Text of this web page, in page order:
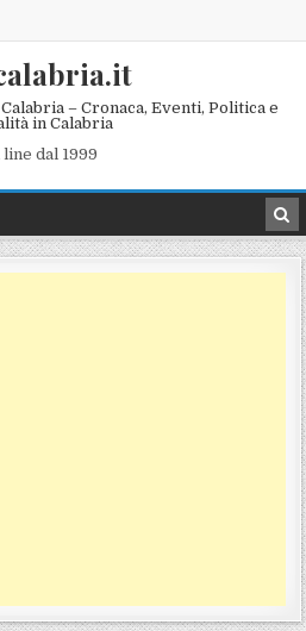
– Cronaca, Eventi, Politica e
in Calabria
line dal 1999